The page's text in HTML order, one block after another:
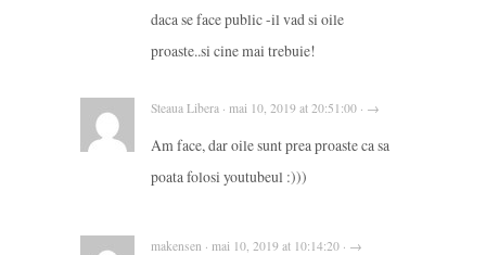
daca se face public -il vad si oile
proaste..si cine mai trebuie!
Steaua Libera · mai 10, 2019 at 20:51:00 · →
Am face, dar oile sunt prea proaste ca sa
poata folosi youtubeul :)))
makensen · mai 10, 2019 at 10:14:20 · →